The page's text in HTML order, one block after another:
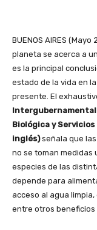
BUENOS AIRES
planeta se acerca a
es la principal
estado de la vida en
presente. El
Intergubernamental
Biológica y Servicios
inglés)señala que
no se toman medidas
especies de las
depende para
acceso al agua
entre otros beneficios